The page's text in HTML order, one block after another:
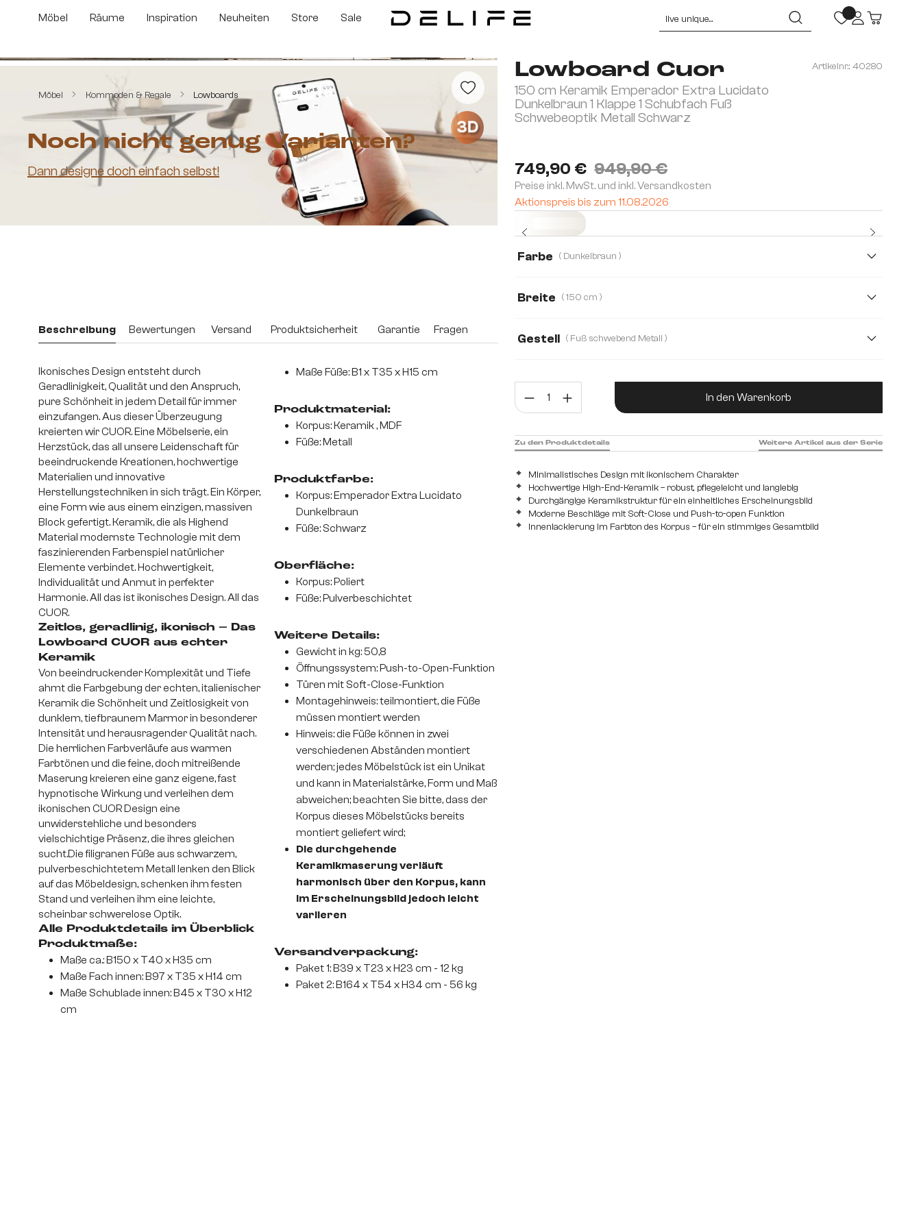
Hauptinhalt springen
Zur Suche springen
Zur Hauptnavigation springen
Möbel Räume Inspiration Neuheiten Store Sale
Möbel Kommoden & Regale Lowboards
Lowboard Cuor
150 cm Keramik Emperador Extra Lucidato
Dunkelbraun 1 Klappe 1 Schubfach Fuß
Schwebeoptik Metall Schwarz
Artikelnr.: 40280
749,90 € 949,90 €
Preise inkl. MwSt. und inkl. Versandkosten
Aktionspreis bis zum 11.08.2026
Farbe ( Dunkelbraun )
Breite ( 150 cm )
Gestell ( Fuß schwebend Metall )
Produkt Anzahl: Gib den gewünschten Wert
In den Warenkorb
Minimalistisches Design mit ikonischem Charakter
Hochwertige High-End-Keramik – robust, pflegeleicht und langlebig
Durchgängige Keramikstruktur für ein einheitliches Erscheinungsbild
Moderne Beschläge mit Soft-Close und Push-to-open Funktion
Innenlackierung im Farbton des Korpus – für ein stimmiges Gesamtbild
Zu den Produktdetails Weitere Artikel aus der Serie
Bildergalerie überspringen
3D
Noch nicht genug Varianten?
Dann designe doch einfach selbst!
Beschreibung Bewertungen Versand Produktsicherheit Garantie Fragen
Ikonisches Design entsteht durch
Geradlinigkeit, Qualität und den Anspruch,
pure Schönheit in jedem Detail für immer
einzufangen. Aus dieser Überzeugung
kreierten wir CUOR. Eine Möbelserie, ein
Herzstück, das all unsere Leidenschaft für
beeindruckende Kreationen, hochwertige
Materialien und innovative
Herstellungstechniken in sich trägt. Ein Körper,
eine Form wie aus einem einzigen, massiven
Block gefertigt. Keramik, die als Highend
Material modernste Technologie mit dem
faszinierenden Farbenspiel natürlicher
Elemente verbindet. Hochwertigkeit,
Individualität und Anmut in perfekter
Harmonie. All das ist ikonisches Design. All das
CUOR.
Zeitlos, geradlinig, ikonisch – Das
Lowboard CUOR aus echter
Keramik
Von beeindruckender Komplexität und Tiefe
ahmt die Farbgebung der echten, italienischer
Keramik die Schönheit und Zeitlosigkeit von
dunklem, tiefbraunem Marmor in besonderer
Intensität und herausragender Qualität nach.
Die herrlichen Farbverläufe aus warmen
Farbtönen und die feine, doch mitreißende
Maserung kreieren eine ganz eigene, fast
hypnotische Wirkung und verleihen dem
ikonischen CUOR Design eine
unwiderstehliche und besonders
vielschichtige Präsenz, die ihres gleichen
sucht.Die filigranen Füße aus schwarzem,
pulverbeschichtetem Metall lenken den Blick
auf das Möbeldesign, schenken ihm festen
Stand und verleihen ihm eine leichte,
scheinbar schwerelose Optik.
Alle Produktdetails im Überblick
Produktmaße:
Maße ca.: B150 x T40 x H35 cm
Maße Fach innen: B97 x T35 x H14 cm
Maße Schublade innen: B45 x T30 x H12
cm
Maße Füße: B1 x T35 x H15 cm
Produktmaterial:
Korpus: Keramik , MDF
Füße: Metall
Produktfarbe:
Korpus: Emperador Extra Lucidato
Dunkelbraun
Füße: Schwarz
Oberfläche:
Korpus: Poliert
Füße: Pulverbeschichtet
Weitere Details:
Gewicht in kg: 50,8
Öffnungssystem: Push-to-Open-Funktion
Türen mit Soft-Close-Funktion
Montagehinweis: teilmontiert, die Füße
müssen montiert werden
Hinweis: die Füße können in zwei
verschiedenen Abständen montiert
werden; jedes Möbelstück ist ein Unikat
und kann in Materialstärke, Form und Maß
abweichen; beachten Sie bitte, dass der
Korpus dieses Möbelstücks bereits
montiert geliefert wird;
Die durchgehende
Keramikmaserung verläuft
harmonisch über den Korpus, kann
im Erscheinungsbild jedoch leicht
variieren
Versandverpackung:
Paket 1: B39 x T23 x H23 cm - 12 kg
Paket 2: B164 x T54 x H34 cm - 56 kg